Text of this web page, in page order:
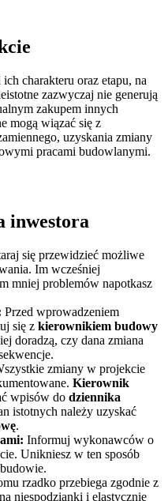
charakteru oraz etapu, na
zazwyczaj nie generują
zakupem innych
mogą wiązać się z
uzyskania zmiany
pracami budowlanymi.
inwestora
się przewidzieć możliwe
Im wcześniej
mniej problemów napotkasz
Przed wprowadzeniem
się z kierownikiem budowy
doradzą, czy dana zmiana
zmiany w projekcie
Kierownik
wpisów do dziennika
istotnych należy uzyskać
.
Informuj wykonawców o
Unikniesz w ten sposób
rzadko przebiega zgodnie z
niespodzianki i elastycznie